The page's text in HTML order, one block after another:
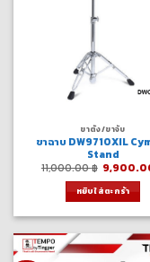
ขาตั้ง/ขาจับ
ขาฉาบ DW9710XIL
Stand
11,000.00฿ Original
price
was:
หยิบใส่ตะกร้า